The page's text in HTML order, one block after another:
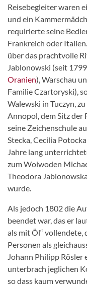
Reisebegleiter waren
und ein
requirierte seine
Frankreich oder
über das prachtvolle
Jablonowski (seit
Oranien), Warschau
Familie Czartoryski),
Walewski in Tuczyn,
Annopol, dem Sitz der
seine Zeichenschule
Stecka, Cecilia
Jahre lang
zum Woiwoden
Theodora
wurde.
Als jedoch 1802 die
beendet war, das er
als mit Öl“ vollendete,
Personen als
Johann Philipp Rösler
unterbrach jeglichen
so dass kaum